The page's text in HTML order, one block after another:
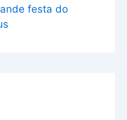
festa do